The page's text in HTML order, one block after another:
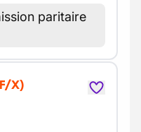
paritaire
X)